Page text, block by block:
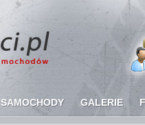
SAMOCHODY GALERIE